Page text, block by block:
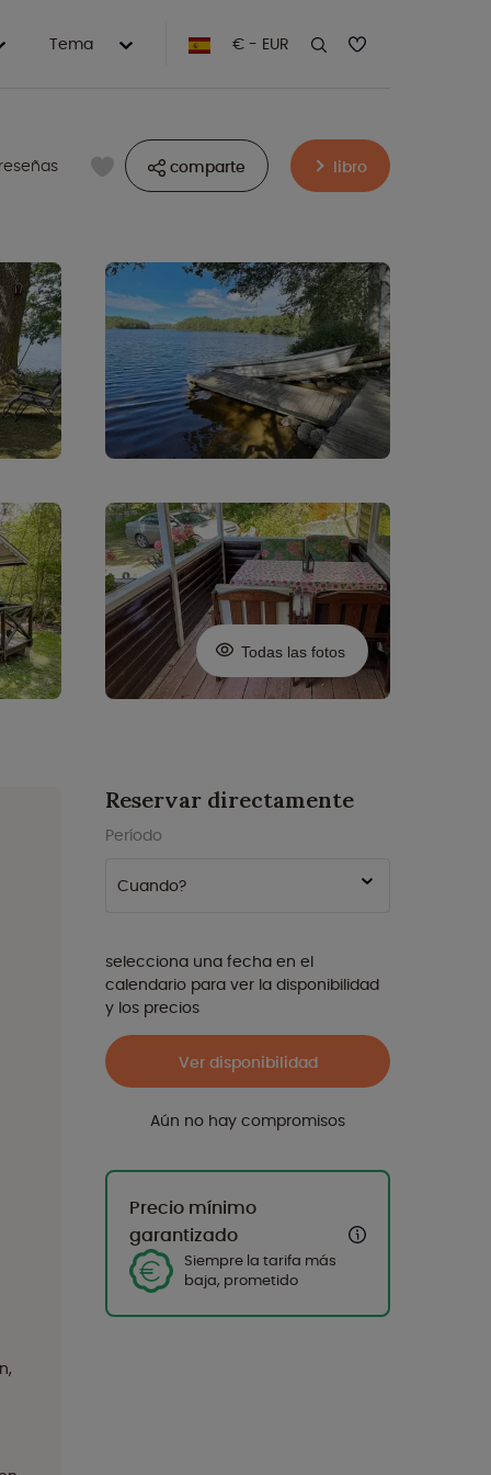
Tema € - EUR
comparte libro
Todas las fotos
Reservar directamente
Período
Cuando?
selecciona una fecha en el
calendario para ver la disponibilidad
y los precios
Ver disponibilidad
Aún no hay compromisos
Precio mínimo
garantizado
Siempre la tarifa más
baja, prometido